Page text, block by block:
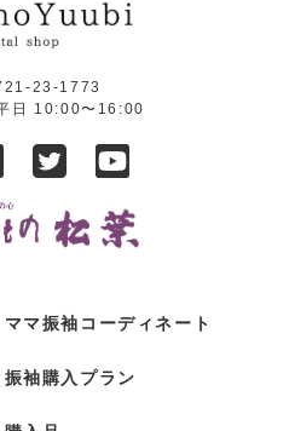
23-1773
日 10:00〜16:00
ママ振袖コーディネート
振袖購入プラン